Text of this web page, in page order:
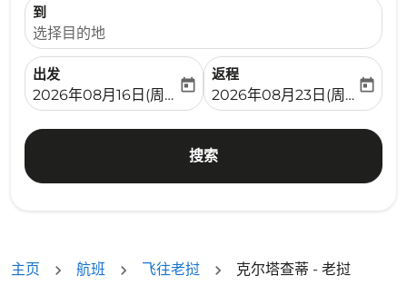
到
选择目的地
出发
fc-booking-departure-date-aria-label
2026年08月16日(周日)
today
返程
fc-booking-return-date-
2026年08月23日(周日)
today
搜索
主页 航班 飞往老挝 克尔塔查蒂 - 老挝